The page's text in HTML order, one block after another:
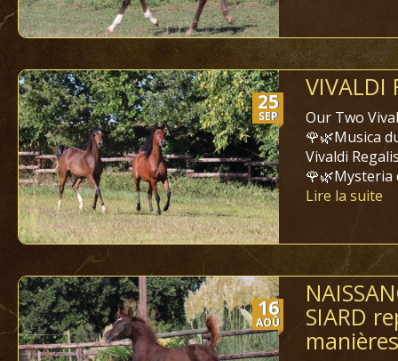
25
SEP
VIVALDI
Our Two
🌹🌿Musica
Vivaldi
🌹🌿Mysteria
Lire la suite
16
AOÛ SIARD
manières